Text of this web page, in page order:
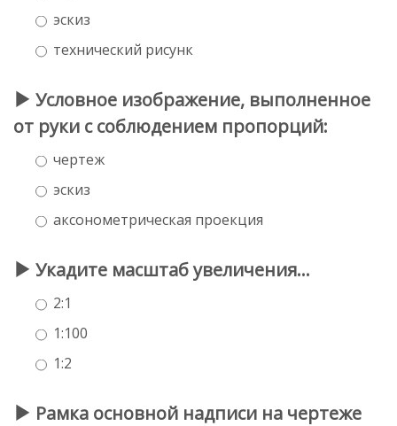
эскиз
технический рисунк
Условное изображение, выполненное
от руки с соблюдением пропорций:
чертеж
эскиз
аксонометрическая проекция
Укадите масштаб увеличения…
2:1
1:100
1:2
Рамка основной надписи на чертеже